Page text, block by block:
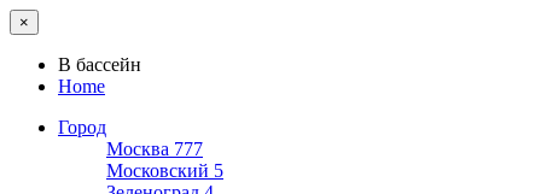
×
В бассейн
Home
Город
Москва 777
Московский 5